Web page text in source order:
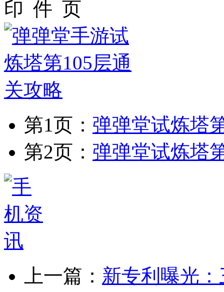
第1页： 弹弹堂试炼塔
第2页： 弹弹堂试炼塔
上一篇： 新专利曝光